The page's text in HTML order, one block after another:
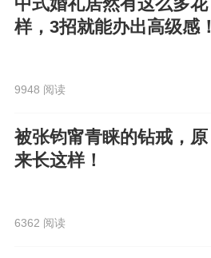
中式婚礼居然有这么多花
样，3招就能办出高级感！
9948 阅读
被张钧甯青睐的钻戒，原
来长这样！
6362 阅读